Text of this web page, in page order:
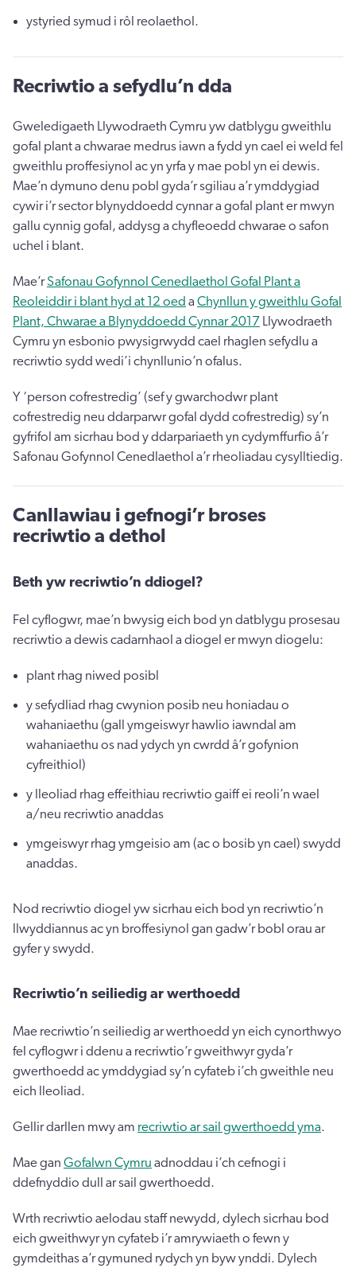
ystyried symud i rôl reolaethol.
Recriwtio a sefydlu’n dda
Gweledigaeth Llywodraeth Cymru yw datblygu gweithlu
gofal plant a chwarae medrus iawn a fydd yn cael ei weld fel
gweithlu proffesiynol ac yn yrfa y mae pobl yn ei dewis.
Mae’n dymuno denu pobl gyda’r sgiliau a’r ymddygiad
cywir i’r sector blynyddoedd cynnar a gofal plant er mwyn
gallu cynnig gofal, addysg a chyfleoedd chwarae o safon
uchel i blant.
Mae’rSafonau Gofynnol Cenedlaethol Gofal Plant a
Reoleiddir i blant hyd at 12 oed a Chynllun y gweithlu Gofal
Plant, Chwarae a Blynyddoedd Cynnar 2017 Llywodraeth
Cymru yn esbonio pwysigrwydd cael rhaglen sefydlu a
recriwtio sydd wedi’i chynllunio’n ofalus.
Y ‘person cofrestredig’ (sef y gwarchodwr plant
cofrestredig neu ddarparwr gofal dydd cofrestredig) sy’n
gyfrifol am sicrhau bod y ddarpariaeth yn cydymffurfio â’r
Safonau Gofynnol Cenedlaethol a’r rheoliadau cysylltiedig.
Canllawiau i gefnogi’r broses
recriwtio a dethol
Beth yw recriwtio’n ddiogel?
Fel cyflogwr, mae’n bwysig eich bod yn datblygu prosesau
recriwtio a dewis cadarnhaol a diogel er mwyn diogelu:
plant rhag niwed posibl
y sefydliad rhag cwynion posib neu honiadau o
wahaniaethu (gall ymgeiswyr hawlio iawndal am
wahaniaethu os nad ydych yn cwrdd â’r gofynion
cyfreithiol)
y lleoliad rhag effeithiau recriwtio gaiff ei reoli’n wael
a/neu recriwtio anaddas
ymgeiswyr rhag ymgeisio am (ac o bosib yn cael) swydd
anaddas.
Nod recriwtio diogel yw sicrhau eich bod yn recriwtio’n
llwyddiannus ac yn broffesiynol gan gadw’r bobl orau ar
gyfer y swydd.
Recriwtio’n seiliedig ar werthoedd
Mae recriwtio’n seiliedig ar werthoedd yn eich cynorthwyo
fel cyflogwr i ddenu a recriwtio’r gweithwyr gyda’r
gwerthoedd ac ymddygiad sy’n cyfateb i’ch gweithle neu
eich lleoliad.
Gellir darllen mwy am recriwtio ar sail gwerthoedd yma.
Mae gan Gofalwn Cymru adnoddau i’ch cefnogi i
ddefnyddio dull ar sail gwerthoedd.
Wrth recriwtio aelodau staff newydd, dylech sicrhau bod
eich gweithwyr yn cyfateb i’r amrywiaeth o fewn y
gymdeithas a’r gymuned rydych yn byw ynddi. Dylech